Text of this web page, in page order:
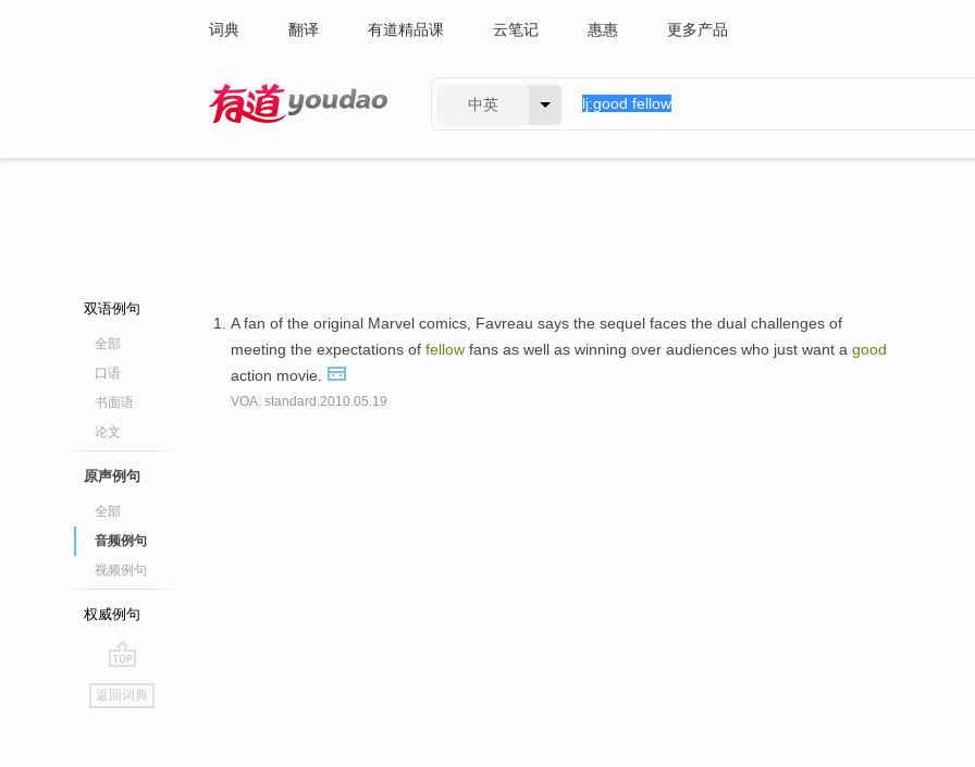
词典 翻译 有道精品课 云笔记 惠惠 更多产品
中英
双语例句
全部
口语
书面语
论文
原声例句
全部
音频例句
视频例句
权威例句
go
top
返回词典
A fan of the original Marvel comics, Favreau says the sequel faces the dual challenges of
meeting the expectations of fellow fans as well as winning over audiences who just want a good
action movie.
VOA: standard.2010.05.19